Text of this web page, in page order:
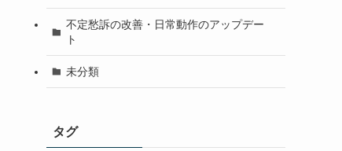
不定愁訴の改善・日常動作のアップデー
ト
未分類
タグ